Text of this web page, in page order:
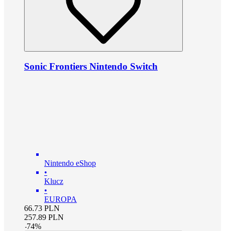
Sonic Frontiers Nintendo Switch
Nintendo eShop
•
Klucz
•
EUROPA
66.73 PLN
257.89 PLN
-74%